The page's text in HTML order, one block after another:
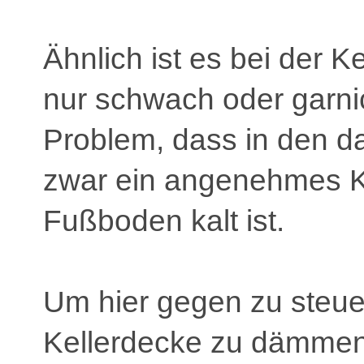
Ähnlich ist es bei der
nur schwach oder
Problem, dass in den
zwar ein angenehmes
Fußboden kalt ist.
Um hier gegen zu
Kellerdecke zu